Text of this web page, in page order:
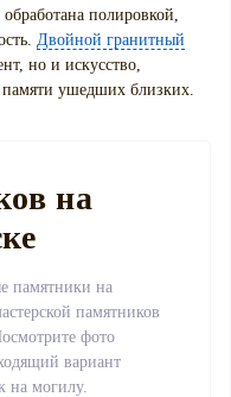
полировкой,
Двойной гранитный
но и искусство,
ушедших близких.
на
памятники на
памятников
фото
вариант
на могилу.